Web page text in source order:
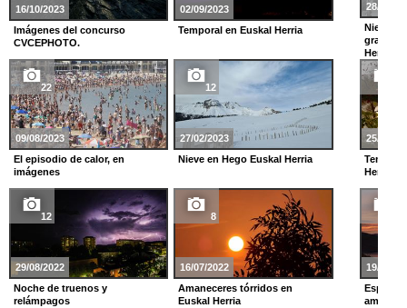
16/10/2023
Imágenes del concurso
CVCEPHOTO.
02/09/2023
Temporal en Euskal Herria
22
09/08/2023
El episodio de calor, en
imágenes
12
27/02/2023
Nieve en Hego Euskal Herria
12
29/08/2022
Noche de truenos y
relámpagos
8
16/07/2022
Amaneceres tórridos en
Euskal Herria
28/11/
Nieve y
gran
Herria
25/11/
Herria
19/10/